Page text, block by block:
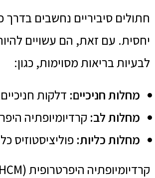
חתולים סיביריים נחשבים בדרך
יחסית. עם זאת, הם עשויים
לבעיות בריאות מסוימות, כגון:
מחלות חניכיים: דלקות
מחלות לב: קרדיומיופתיה
מחלות כליות: פוליציסטוזיס